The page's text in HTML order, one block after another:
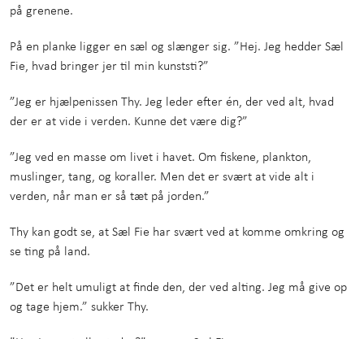
på grenene.
På en planke ligger en sæl og slænger sig. ”Hej. Jeg hedder Sæl
Fie, hvad bringer jer til min kunststi?”
”Jeg er hjælpenissen Thy. Jeg leder efter én, der ved alt, hvad
der er at vide i verden. Kunne det være dig?”
”Jeg ved en masse om livet i havet. Om fiskene, plankton,
muslinger, tang, og koraller. Men det er svært at vide alt i
verden, når man er så tæt på jorden.”
Thy kan godt se, at Sæl Fie har svært ved at komme omkring og
se ting på land.
”Det er helt umuligt at finde den, der ved alting. Jeg må give op
og tage hjem.” sukker Thy.